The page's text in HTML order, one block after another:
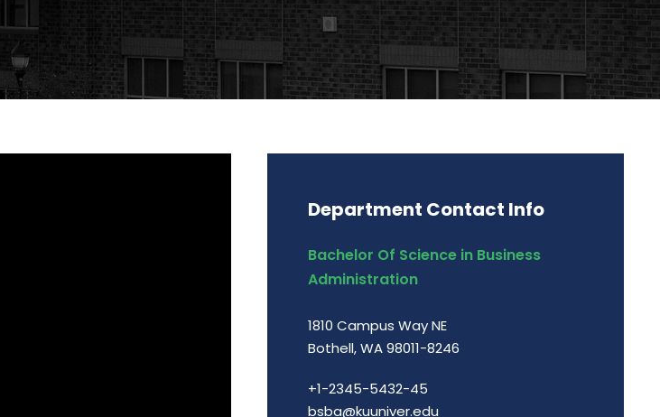
Department Contact Info
Bachelor Of Science in Business
Administration
1810 Campus Way NE
Bothell, WA 98011-8246
+1-2345-5432-45
bsba@kuuniver.edu